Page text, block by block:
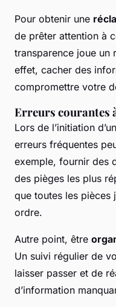
Pour obtenir une
de prêter attention à
transparence joue un
effet, cacher des
compromettre votre
Erreurs courantes
Lors de l’initiation
erreurs fréquentes
exemple, fournir des
des pièges les plus
que toutes les pièces
ordre.
Autre point, être
Un suivi régulier de
laisser passer et de
d’information